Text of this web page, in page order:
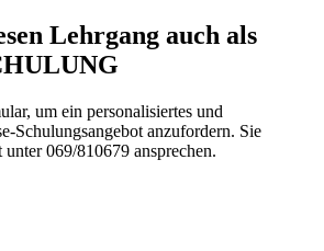
Lehrgang auch als
um ein personalisiertes und
Schulungs­angebot anzufordern. Sie
069/810679 ansprechen.